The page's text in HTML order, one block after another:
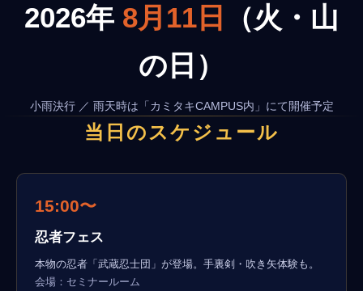
2026年 8月11日
（火・山
の日）
小雨決行 ／ 雨天時は「カミタキCAMPUS内」にて開催予定
当日のスケジュール
15:00〜
忍者フェス
本物の忍者「武蔵忍士団」が登場。手裏剣・吹き矢体験も。
会場：セミナールーム